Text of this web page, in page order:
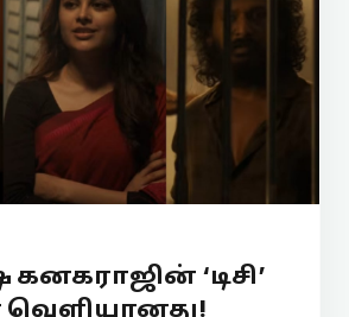
‘டிசி’
வெளியானது!